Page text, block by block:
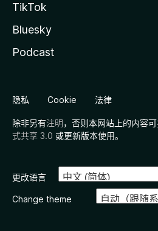
TikTok
Bluesky
Podcast
隐私 Cookie 法律
除非另有注明，否则本网站上的内容
式共享 3.0 或更新版本使用。
更改语言
Change theme